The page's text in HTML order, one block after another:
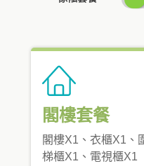
閣樓套餐
閣樓X1、衣櫃X1、
梯櫃X1、電視櫃X1